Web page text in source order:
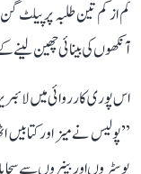
کم از کم تین طلبہ پر پیلٹ
آنکھوں کی بینائی چھین
اس پوری کارروائی میں
’’پولیس نے میز اور کتابیں